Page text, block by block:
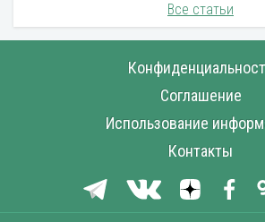
Все статьи
Соглашение
Использование
Контакты